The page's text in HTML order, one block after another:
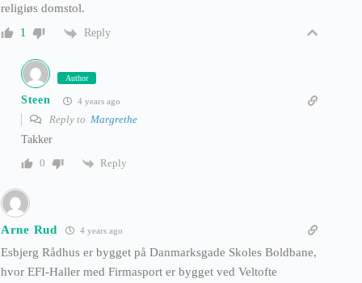
religiøs domstol.
1 Reply
Author
Steen 4 years ago
Reply to Margrethe
Takker
0
Reply
Arne Rud 4 years ago
Esbjerg Rådhus er bygget på Danmarksgade Skoles Boldbane,
hvor EFI-Haller med Firmasport er bygget ved Veltofte